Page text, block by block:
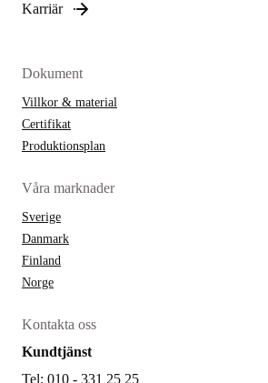
Karriär
Dokument
Villkor & material
Certifikat
Produktionsplan
Våra marknader
Sverige
Danmark
Finland
Norge
Kontakta oss
Kundtjänst
Tel: 010 - 331 25 25